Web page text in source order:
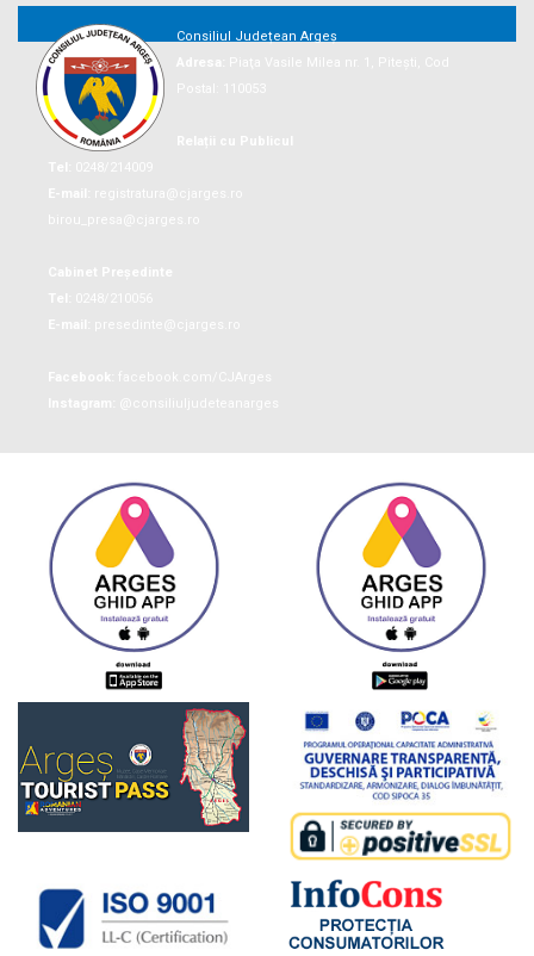
Consiliul Județean Argeș